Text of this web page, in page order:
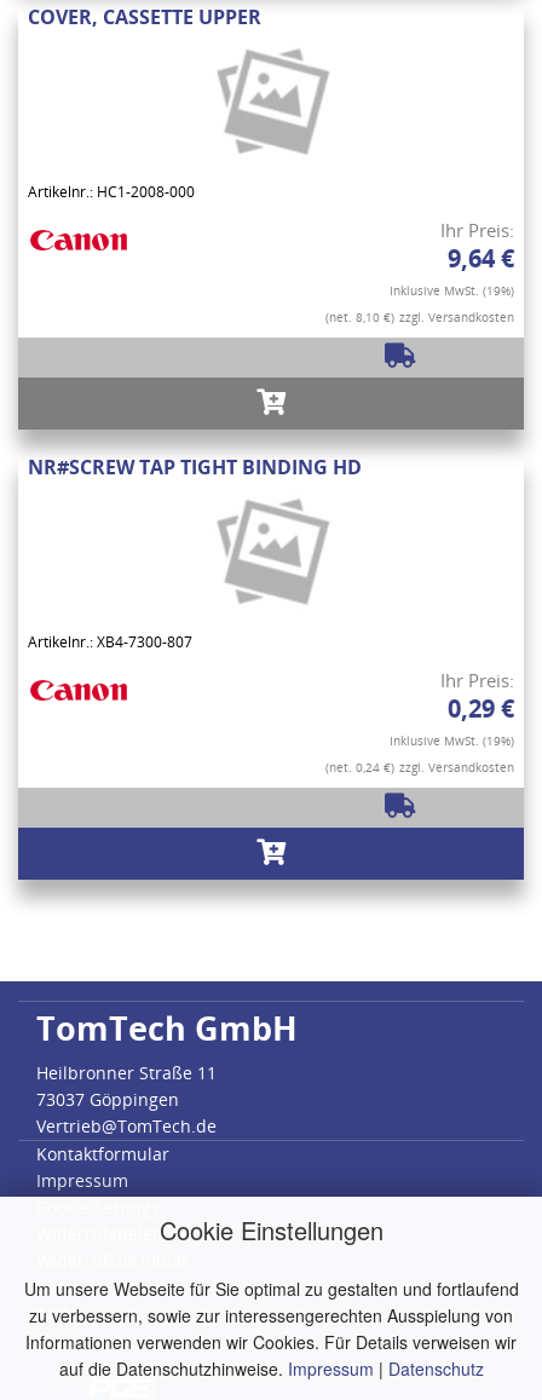
Cookie Einstellungen
Um unsere Webseite für Sie optimal zu gestalten und fortlaufend
zu verbessern, sowie zur interessengerechten Ausspielung von
Informationen verwenden wir Cookies. Für Details verweisen wir
auf die Datenschutzhinweise. Impressum | Datenschutz
COVER, CASSETTE UPPER
Artikelnr.: HC1-2008-000
Ihr Preis:
9,64 €
Inklusive MwSt. (19%)
(net. 8,10 €) zzgl. Versandkosten
NR#SCREW TAP TIGHT BINDING HD
Artikelnr.: XB4-7300-807
Ihr Preis:
0,29 €
Inklusive MwSt. (19%)
(net. 0,24 €) zzgl. Versandkosten
TomTech GmbH
Heilbronner Straße 11
73037 Göppingen
Vertrieb@TomTech.de
Kontaktformular
Impressum
Widerrufsbelehrung
Datenschutz
AGB
RMA